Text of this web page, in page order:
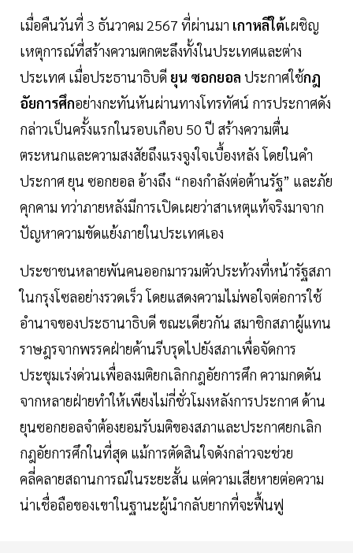
เมื่อคืนวันที่ 3 ธันวาคม 2567 ที่ผ่านมา เกาหลีใต้เผชิญ
เหตุการณ์ที่สร้างความตกตะลึงทั้งในประเทศและต่าง
ประเทศ เมื่อประธานาธิบดี ยุน ซอกยอล ประกาศใช้กฎ
อัยการศึกอย่างกะทันหันผ่านทางโทรทัศน์ การประกาศดัง
กล่าวเป็นครั้งแรกในรอบเกือบ 50 ปี สร้างความตื่น
ตระหนกและความสงสัยถึงแรงจูงใจเบื้องหลัง โดยในคำ
ประกาศ ยุน ซอกยอล อ้างถึง “กองกำลังต่อต้านรัฐ” และภัย
คุกคาม ทว่าภายหลังมีการเปิดเผยว่าสาเหตุแท้จริงมาจาก
ปัญหาความขัดแย้งภายในประเทศเอง
ประชาชนหลายพันคนออกมารวมตัวประท้วงที่หน้ารัฐสภา
ในกรุงโซลอย่างรวดเร็ว โดยแสดงความไม่พอใจต่อการใช้
อำนาจของประธานาธิบดี ขณะเดียวกัน สมาชิกสภาผู้แทน
ราษฎรจากพรรคฝ่ายค้านรีบรุดไปยังสภาเพื่อจัดการ
ประชุมเร่งด่วนเพื่อลงมติยกเลิกกฎอัยการศึก ความกดดัน
จากหลายฝ่ายทำให้เพียงไม่กี่ชั่วโมงหลังการประกาศ ด้าน
ยุนซอกยอลจำต้องยอมรับมติของสภาและประกาศยกเลิก
กฎอัยการศึกในที่สุด แม้การตัดสินใจดังกล่าวจะช่วย
คลี่คลายสถานการณ์ในระยะสั้น แต่ความเสียหายต่อความ
น่าเชื่อถือของเขาในฐานะผู้นำกลับยากที่จะฟื้นฟู